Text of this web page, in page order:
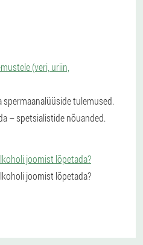
(veri, uriin,
spermaanalüüside tulemused.
– spetsialistide nõuanded.
joomist lõpetada?
joomist lõpetada?